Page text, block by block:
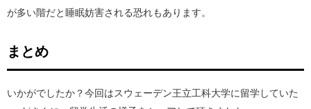
が多い階だと睡眠妨害される恐れもあります。
まとめ
いかがでしたか？今回はスウェーデン王立工科大学に留学していた